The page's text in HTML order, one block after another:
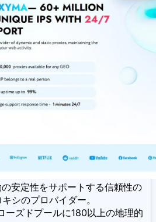
安定性をサポートする信頼性の
シのプロバイダー。
ーズドプールに180以上の地理的